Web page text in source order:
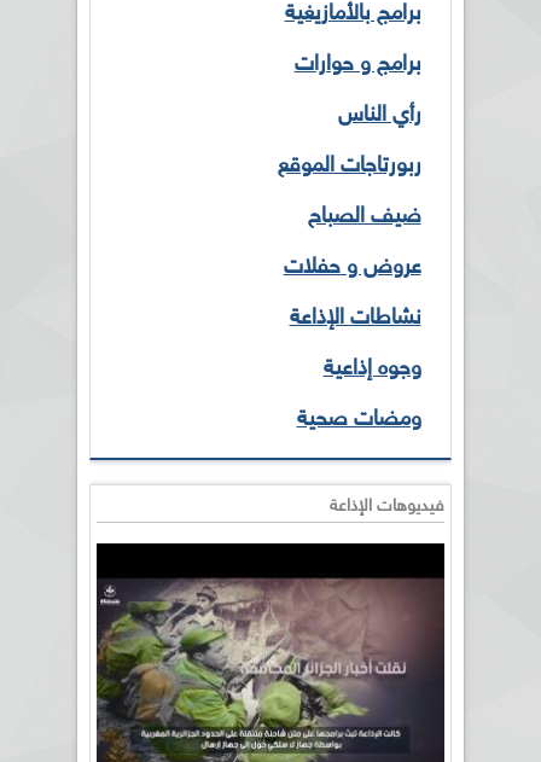
برامج بالأمازيغية
برامج و حوارات
رأي الناس
ربورتاجات الموقع
ضيف الصباح
عروض و حفلات
نشاطات الإذاعة
وجوه إذاعية
ومضات صحية
فيديوهات الإذاعة